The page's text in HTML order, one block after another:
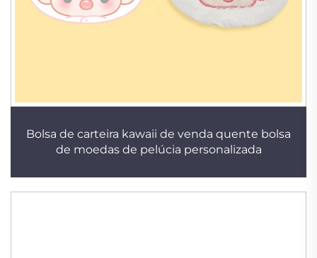
Bolsa de carteira kawaii de venda quente bolsa
de moedas de pelúcia personalizada